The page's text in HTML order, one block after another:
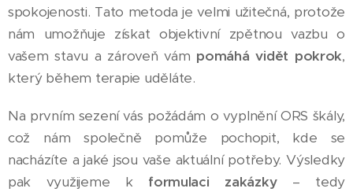
spokojenosti. Tato metoda je velmi užitečná, protože
nám umožňuje získat objektivní zpětnou vazbu o
vašem stavu a zároveň vám pomáhá vidět pokrok,
který během terapie uděláte.
Na prvním sezení vás požádám o vyplnění ORS škály,
což nám společně pomůže pochopit, kde se
nacházíte a jaké jsou vaše aktuální potřeby. Výsledky
pak využijeme k formulaci zakázky– tedy